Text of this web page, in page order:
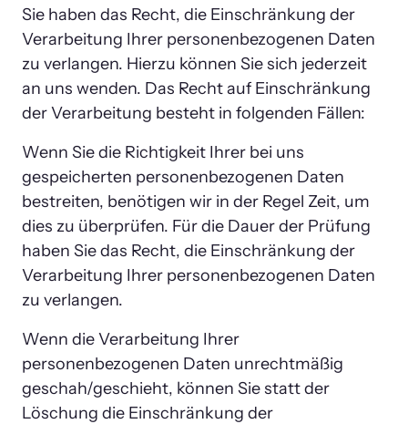
Sie haben das Recht, die Einschränkung der
Verarbeitung Ihrer personenbezogenen Daten
zu verlangen. Hierzu können Sie sich jederzeit
an uns wenden. Das Recht auf Einschränkung
der Verarbeitung besteht in folgenden Fällen:
Wenn Sie die Richtigkeit Ihrer bei uns
gespeicherten personenbezogenen Daten
bestreiten, benötigen wir in der Regel Zeit, um
dies zu überprüfen. Für die Dauer der Prüfung
haben Sie das Recht, die Einschränkung der
Verarbeitung Ihrer personenbezogenen Daten
zu verlangen.
Wenn die Verarbeitung Ihrer
personenbezogenen Daten unrechtmäßig
geschah/geschieht, können Sie statt der
Löschung die Einschränkung der